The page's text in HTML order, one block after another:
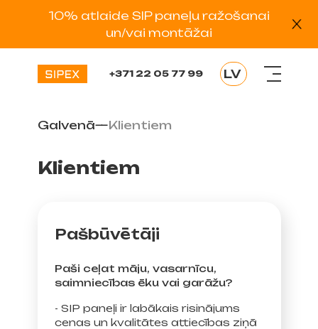
10% atlaide SIP paneļu ražošanai
un/vai montāžai
+371 22 05 77 99
LV
Galvenā—Klientiem
Klientiem
Pašbūvētāji
Paši ceļat māju, vasarnīcu,
saimniecības ēku vai garāžu?
- SIP paneļi ir labākais risinājums
cenas un kvalitātes attiecības ziņā